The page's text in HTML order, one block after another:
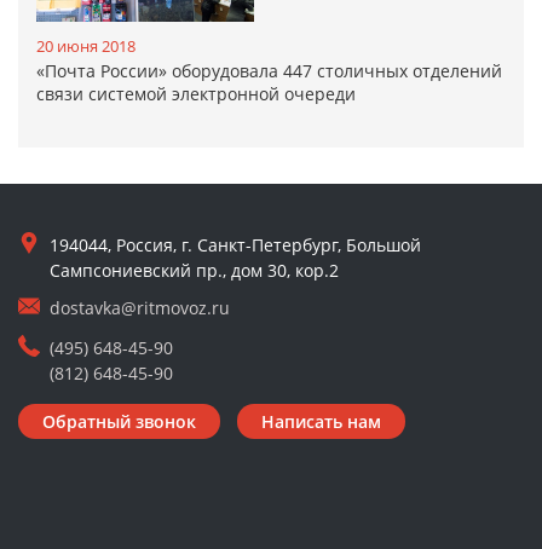
20 июня 2018
«Почта России» оборудовала 447 столичных отделений
связи системой электронной очереди
194044, Россия, г. Санкт-Петербург, Большой
Сампсониевский пр., дом 30, кор.2
dostavka@ritmovoz.ru
(495) 648-45-90
(812) 648-45-90
Обратный звонок Написать нам